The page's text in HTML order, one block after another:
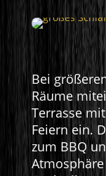
Bei
Räume
Terrasse
Feiern ein.
zum BBQ